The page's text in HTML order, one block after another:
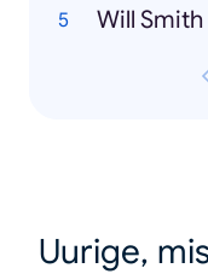
Will Smith
Uurige,